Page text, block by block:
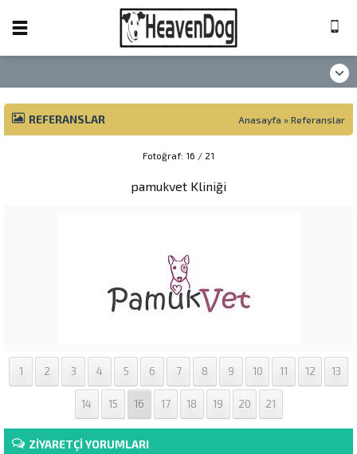
REFERANSLAR Anasayfa » Referanslar
Fotoğraf: 16 / 21
pamukvet Kliniği
1 2 3 4 5 6 7 8 9 10 11 12 13
14 15 16 17 18 19 20 21
ZİYARETÇİ YORUMLARI